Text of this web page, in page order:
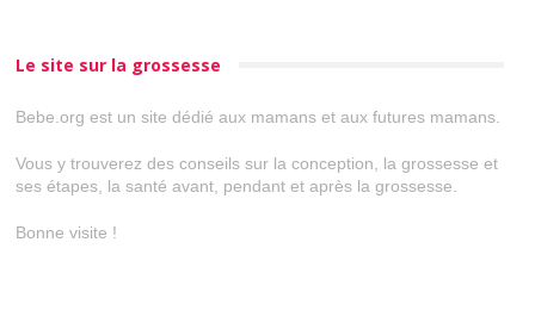
Le site sur la grossesse
Bebe.org est un site dédié aux mamans et aux futures mamans.
Vous y trouverez des conseils sur la conception, la grossesse et
ses étapes, la santé avant, pendant et après la grossesse.
Bonne visite !